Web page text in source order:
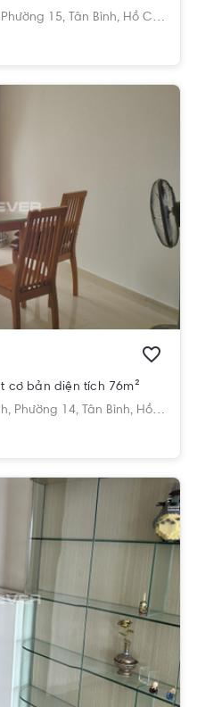
Phường 15, Tân Bình, Hồ Chí Minh
cơ bản diện tích 76m²
Phường 14, Tân Bình, Hồ Chí Minh